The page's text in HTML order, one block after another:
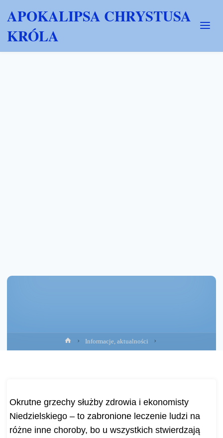
APOKALIPSA CHRYSTUSA
KRÓLA
Strona
główna
Informacje, aktualności
Okrutne grzechy służby zdrowia i ekonomisty
Niedzielskiego – to zabronione leczenie ludzi na
różne inne choroby, bo u wszystkich stwierdzają